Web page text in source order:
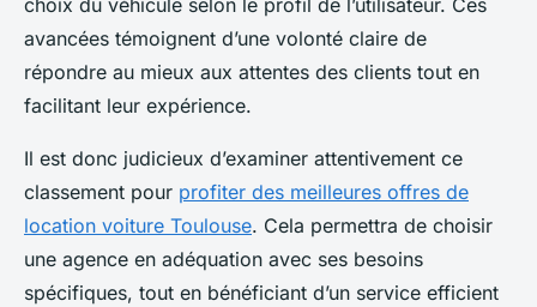
choix du véhicule selon le profil de l’utilisateur. Ces
avancées témoignent d’une volonté claire de
répondre au mieux aux attentes des clients tout en
facilitant leur expérience.
Il est donc judicieux d’examiner attentivement ce
classement pour profiter des meilleures offres de
location voiture Toulouse. Cela permettra de choisir
une agence en adéquation avec ses besoins
spécifiques, tout en bénéficiant d’un service efficient